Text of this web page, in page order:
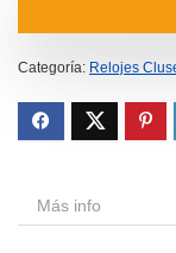
Categoría: Relojes
Más info